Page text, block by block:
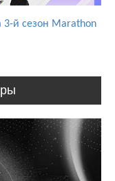
3-й сезон Marathon